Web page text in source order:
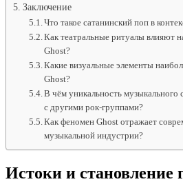
Заключение
Что такое сатанинский поп в
Как театральные ритуалы влияют
Ghost?
Какие визуальные элементы
Ghost?
В чём уникальность музыкального
с другими рок-группами?
Как феномен Ghost отражает
музыкальной индустрии?
Истоки и становление